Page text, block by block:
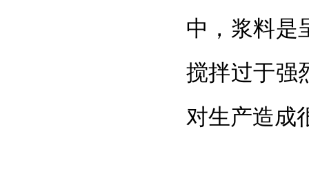
中，浆料是
搅拌过于强
对生产造成